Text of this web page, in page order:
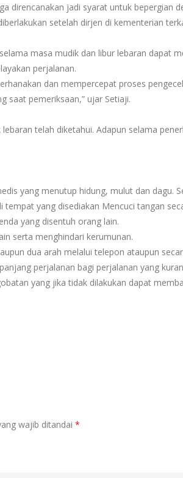
direncanakan jadi syarat untuk bepergian
setelah dirjen di kementerian
masa mudik dan libur lebaran dapat
perjalanan.
dan mempercepat proses
saat pemeriksaan,” ujar Setiaji.
telah diketahui. Adapun selama
yang menutup hidung, mulut dan dagu.
yang disediakan Mencuci tangan
yang disentuh orang lain.
serta menghindari kerumunan.
dua arah melalui telepon ataupun
perjalanan bagi perjalanan yang
yang jika tidak dilakukan dapat
wajib ditandai *